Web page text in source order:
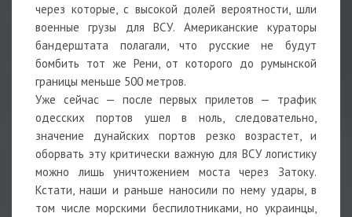
через которые, с высокой долей вероятности, шли
военные грузы для ВСУ. Американские кураторы
бандерштата полагали, что русские не будут
бомбить тот же Рени, от которого до румынской
границы меньше 500 метров.
Уже сейчас — после первых прилетов — трафик
одесских портов ушел в ноль, следовательно,
значение дунайских портов резко возрастет, и
оборвать эту критически важную для ВСУ логистику
можно лишь уничтожением моста через Затоку.
Кстати, наши и раньше наносили по нему удары, в
том числе морскими беспилотниками, но украинцы,